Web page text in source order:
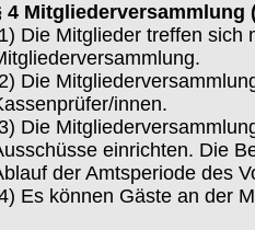
4 Mitgliederversammlung
Die Mitglieder treffen sich
Die
innen.
Die
einrichten. Die
der Amtsperiode des
Es können Gäste an der